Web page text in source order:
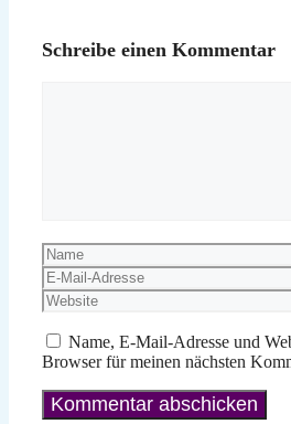
Schreibe einen Kommentar
Name
Name, E-Mail-Adresse und
Browser für meinen nächsten